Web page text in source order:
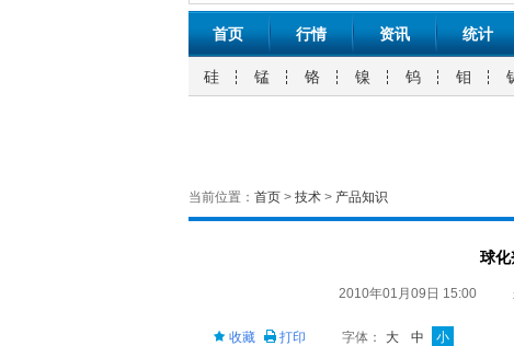
首页 行情 资讯 统计
硅 锰 铬 镍 钨 钼
当前位置： 首页 > 技术 > 产品知识
球化
2010年01月09日 15:00
收藏 打印 字体： 大 中 小